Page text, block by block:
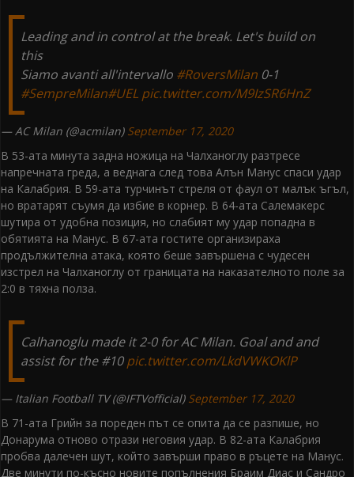
Leading and in control at the break. Let's build on
this
Siamo avanti all'intervallo #RoversMilan 0-1
#SempreMilan#UEL pic.twitter.com/M9IzSR6HnZ
— AC Milan (@acmilan) September 17, 2020
В 53-ата минута задна ножица на Чалханоглу разтресе
напречната греда, а веднага след това Алън Манус спаси удар
на Калабрия. В 59-ата турчинът стреля от фаул от малък ъгъл,
но вратарят съумя да избие в корнер. В 64-ата Салемакерс
шутира от удобна позиция, но слабият му удар попадна в
обятията на Манус. В 67-ата гостите организираха
продължителна атака, която беше завършена с чудесен
изстрел на Чалханоглу от границата на наказателното поле за
2:0 в тяхна полза.
Calhanoglu made it 2-0 for AC Milan. Goal and and
assist for the #10pic.twitter.com/LkdVWKOKlP
— Italian Football TV (@IFTVofficial) September 17, 2020
В 71-ата Грийн за пореден път се опита да се разпише, но
Донарума отново отрази неговия удар. В 82-ата Калабрия
пробва далечен шут, който завърши право в ръцете на Манус.
Две минути по-късно новите попълнения Браим Диас и Сандро